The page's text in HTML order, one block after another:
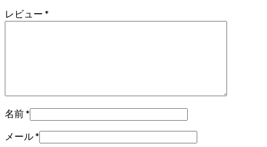
レビュー *
名前*
メール*